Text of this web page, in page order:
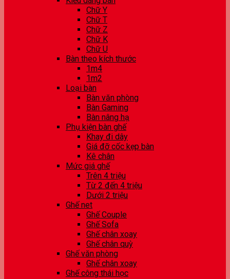
Chữ Y
Chữ T
Chữ Z
Chữ K
Chữ U
Bàn theo kích thước
1m4
1m2
Loại bàn
Bàn văn phòng
Bàn Gaming
Bàn nâng hạ
Phụ kiện bàn ghế
Khay đi dây
Giá đỡ cốc kẹp bàn
Kê chân
Mức giá ghế
Trên 4 triệu
Từ 2 đến 4 triệu
Dưới 2 triệu
Ghế net
Ghế Couple
Ghế Sofa
Ghế chân xoay
Ghế chân quỳ
Ghế văn phòng
Ghế chân xoay
Ghế công thái học